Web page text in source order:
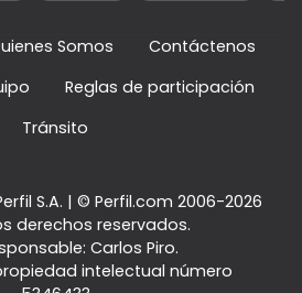
Somos
Contáctenos
Reglas de participación
Tránsito
S.A. | © Perfil.com 2006-2026
derechos reservados.
Carlos Piro.
intelectual número